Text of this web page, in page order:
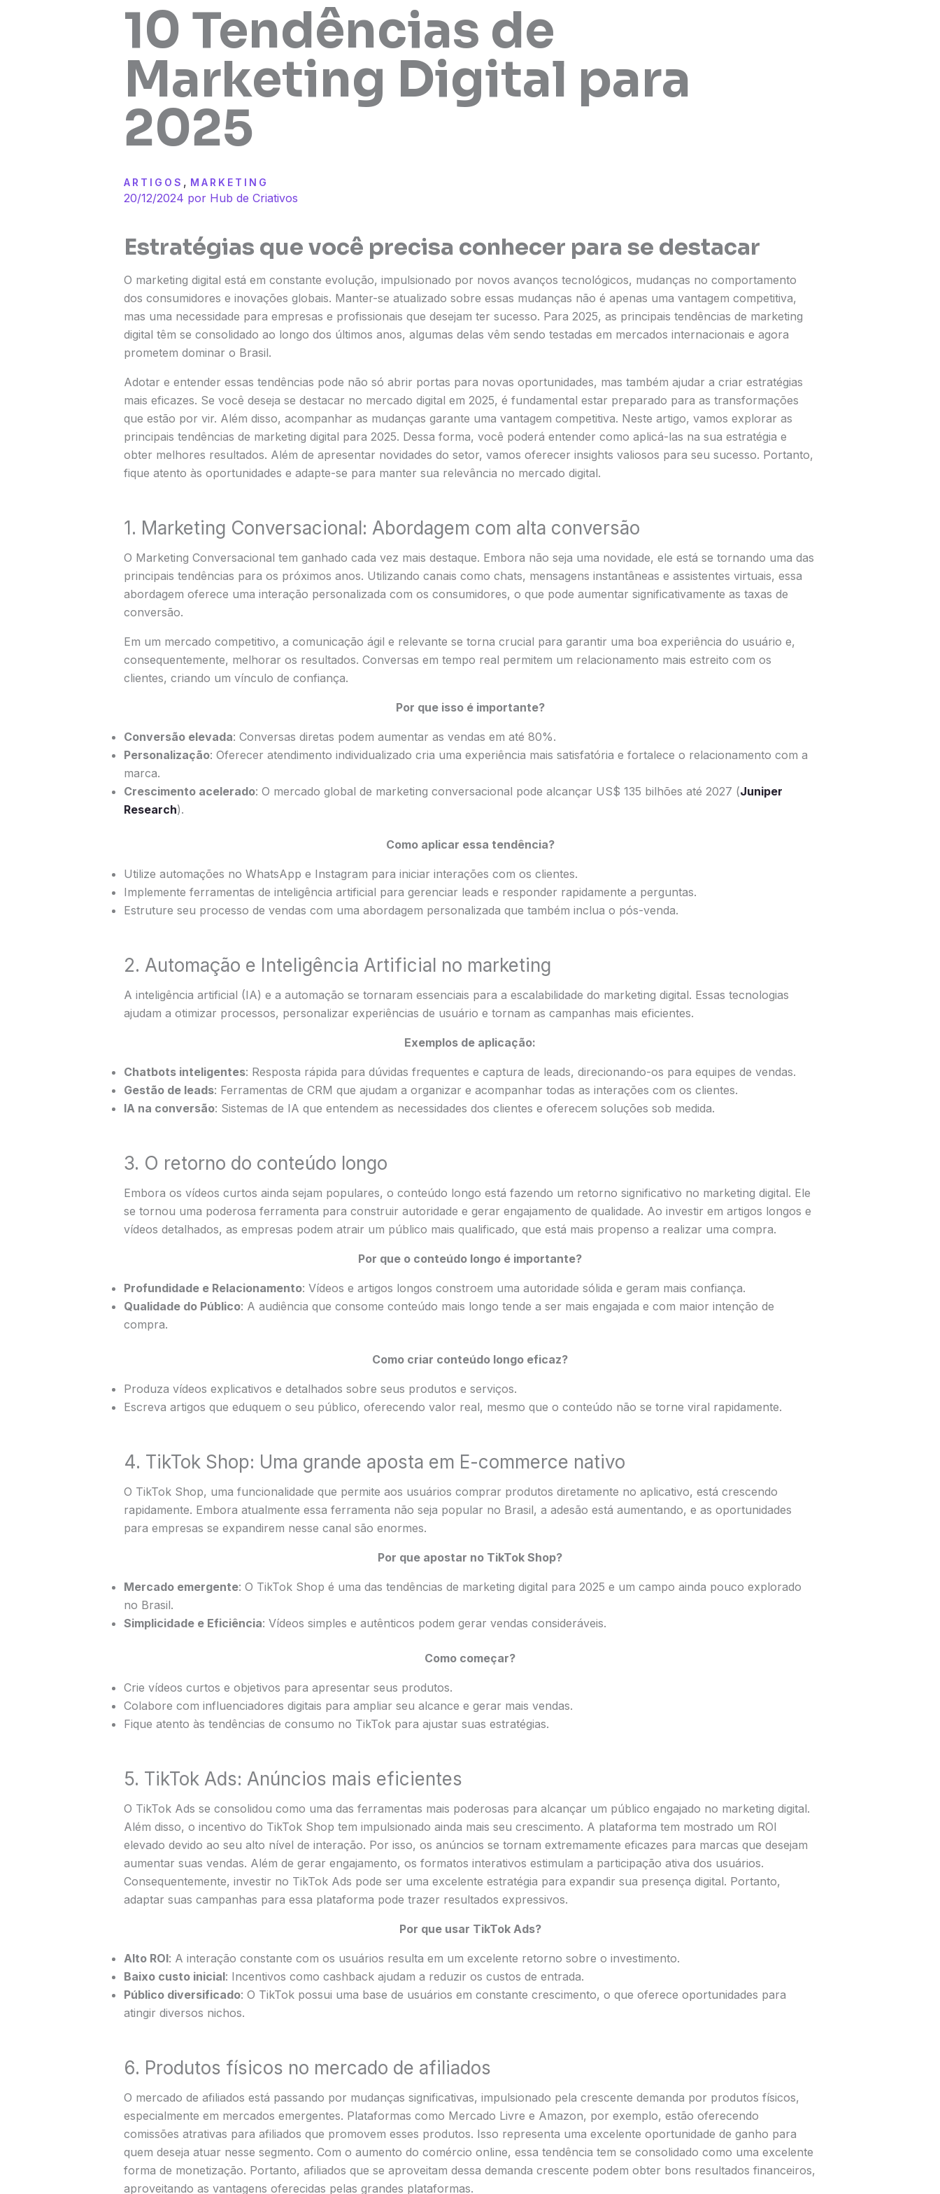
10 Tendências de
Marketing Digital para
2025
ARTIGOS , MARKETING
20/12/2024 por Hub de Criativos
Estratégias que você precisa conhecer para se destacar
O marketing digital está em constante evolução, impulsionado por novos avanços tecnológicos, mudanças no comportamento
dos consumidores e inovações globais. Manter-se atualizado sobre essas mudanças não é apenas uma vantagem competitiva,
mas uma necessidade para empresas e profissionais que desejam ter sucesso. Para 2025, as principais tendências de marketing
digital têm se consolidado ao longo dos últimos anos, algumas delas vêm sendo testadas em mercados internacionais e agora
prometem dominar o Brasil.
Adotar e entender essas tendências pode não só abrir portas para novas oportunidades, mas também ajudar a criar estratégias
mais eficazes. Se você deseja se destacar no mercado digital em 2025, é fundamental estar preparado para as transformações
que estão por vir. Além disso, acompanhar as mudanças garante uma vantagem competitiva. Neste artigo, vamos explorar as
principais tendências de marketing digital para 2025. Dessa forma, você poderá entender como aplicá-las na sua estratégia e
obter melhores resultados. Além de apresentar novidades do setor, vamos oferecer insights valiosos para seu sucesso. Portanto,
fique atento às oportunidades e adapte-se para manter sua relevância no mercado digital.
1. Marketing Conversacional: Abordagem com alta conversão
O Marketing Conversacional tem ganhado cada vez mais destaque. Embora não seja uma novidade, ele está se tornando uma das
principais tendências para os próximos anos. Utilizando canais como chats, mensagens instantâneas e assistentes virtuais, essa
abordagem oferece uma interação personalizada com os consumidores, o que pode aumentar significativamente as taxas de
conversão.
Em um mercado competitivo, a comunicação ágil e relevante se torna crucial para garantir uma boa experiência do usuário e,
consequentemente, melhorar os resultados. Conversas em tempo real permitem um relacionamento mais estreito com os
clientes, criando um vínculo de confiança.
Por que isso é importante?
Conversão elevada: Conversas diretas podem aumentar as vendas em até 80%.
Personalização: Oferecer atendimento individualizado cria uma experiência mais satisfatória e fortalece o relacionamento com a
marca.
Crescimento acelerado: O mercado global de marketing conversacional pode alcançar US$ 135 bilhões até 2027 (Juniper
Research).
Como aplicar essa tendência?
Utilize automações no WhatsApp e Instagram para iniciar interações com os clientes.
Implemente ferramentas de inteligência artificial para gerenciar leads e responder rapidamente a perguntas.
Estruture seu processo de vendas com uma abordagem personalizada que também inclua o pós-venda.
2. Automação e Inteligência Artificial no marketing
A inteligência artificial (IA) e a automação se tornaram essenciais para a escalabilidade do marketing digital. Essas tecnologias
ajudam a otimizar processos, personalizar experiências de usuário e tornam as campanhas mais eficientes.
Exemplos de aplicação:
Chatbots inteligentes: Resposta rápida para dúvidas frequentes e captura de leads, direcionando-os para equipes de vendas.
Gestão de leads: Ferramentas de CRM que ajudam a organizar e acompanhar todas as interações com os clientes.
IA na conversão: Sistemas de IA que entendem as necessidades dos clientes e oferecem soluções sob medida.
3. O retorno do conteúdo longo
Embora os vídeos curtos ainda sejam populares, o conteúdo longo está fazendo um retorno significativo no marketing digital. Ele
se tornou uma poderosa ferramenta para construir autoridade e gerar engajamento de qualidade. Ao investir em artigos longos e
vídeos detalhados, as empresas podem atrair um público mais qualificado, que está mais propenso a realizar uma compra.
Por que o conteúdo longo é importante?
Profundidade e Relacionamento: Vídeos e artigos longos constroem uma autoridade sólida e geram mais confiança.
Qualidade do Público: A audiência que consome conteúdo mais longo tende a ser mais engajada e com maior intenção de
compra.
Como criar conteúdo longo eficaz?
Produza vídeos explicativos e detalhados sobre seus produtos e serviços.
Escreva artigos que eduquem o seu público, oferecendo valor real, mesmo que o conteúdo não se torne viral rapidamente.
4. TikTok Shop: Uma grande aposta em E-commerce nativo
O TikTok Shop, uma funcionalidade que permite aos usuários comprar produtos diretamente no aplicativo, está crescendo
rapidamente. Embora atualmente essa ferramenta não seja popular no Brasil, a adesão está aumentando, e as oportunidades
para empresas se expandirem nesse canal são enormes.
Por que apostar no TikTok Shop?
Mercado emergente: O TikTok Shop é uma das tendências de marketing digital para 2025 e um campo ainda pouco explorado
no Brasil.
Simplicidade e Eficiência: Vídeos simples e autênticos podem gerar vendas consideráveis.
Como começar?
Crie vídeos curtos e objetivos para apresentar seus produtos.
Colabore com influenciadores digitais para ampliar seu alcance e gerar mais vendas.
Fique atento às tendências de consumo no TikTok para ajustar suas estratégias.
5. TikTok Ads: Anúncios mais eficientes
O TikTok Ads se consolidou como uma das ferramentas mais poderosas para alcançar um público engajado no marketing digital.
Além disso, o incentivo do TikTok Shop tem impulsionado ainda mais seu crescimento. A plataforma tem mostrado um ROI
elevado devido ao seu alto nível de interação. Por isso, os anúncios se tornam extremamente eficazes para marcas que desejam
aumentar suas vendas. Além de gerar engajamento, os formatos interativos estimulam a participação ativa dos usuários.
Consequentemente, investir no TikTok Ads pode ser uma excelente estratégia para expandir sua presença digital. Portanto,
adaptar suas campanhas para essa plataforma pode trazer resultados expressivos.
Por que usar TikTok Ads?
Alto ROI: A interação constante com os usuários resulta em um excelente retorno sobre o investimento.
Baixo custo inicial: Incentivos como cashback ajudam a reduzir os custos de entrada.
Público diversificado: O TikTok possui uma base de usuários em constante crescimento, o que oferece oportunidades para
atingir diversos nichos.
6. Produtos físicos no mercado de afiliados
O mercado de afiliados está passando por mudanças significativas, impulsionado pela crescente demanda por produtos físicos,
especialmente em mercados emergentes. Plataformas como Mercado Livre e Amazon, por exemplo, estão oferecendo
comissões atrativas para afiliados que promovem esses produtos. Isso representa uma excelente oportunidade de ganho para
quem deseja atuar nesse segmento. Com o aumento do comércio online, essa tendência tem se consolidado como uma excelente
forma de monetização. Portanto, afiliados que se aproveitam dessa demanda crescente podem obter bons resultados financeiros,
aproveitando as vantagens oferecidas pelas grandes plataformas.